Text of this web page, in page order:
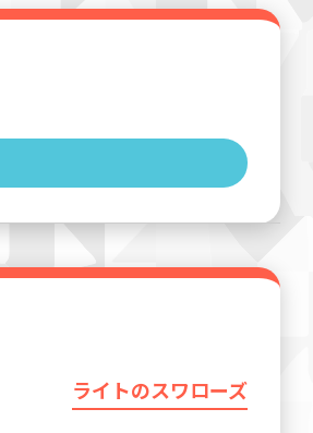
ライトのスワローズ